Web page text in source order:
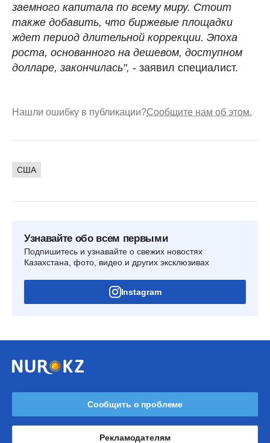
заемного капитала по всему миру. Стоит
также добавить, что биржевые площадки
ждет период длительной коррекции. Эпоха
роста, основанного на дешевом, доступном
долларе, закончилась", - заявил специалист.
Нашли ошибку в публикации?Сообщите нам об этом.
США
Узнавайте обо всем первыми
Подпишитесь и узнавайте о свежих новостях
Казахстана, фото, видео и других эксклюзивах
Instagram
Сообщить о проблеме
Рекламодателям